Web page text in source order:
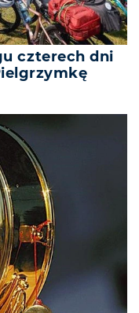
czterech dni